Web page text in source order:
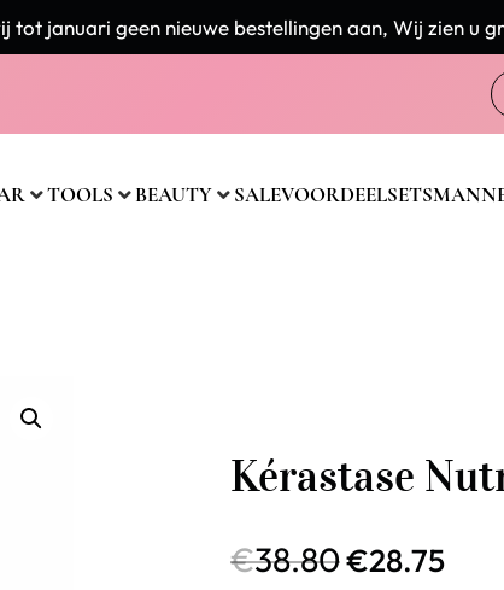
tot januari geen nieuwe bestellingen aan, Wij zien u
TOOLS BEAUTY SALEVOORDEELSETS
Kérastase
€38.80€28.75